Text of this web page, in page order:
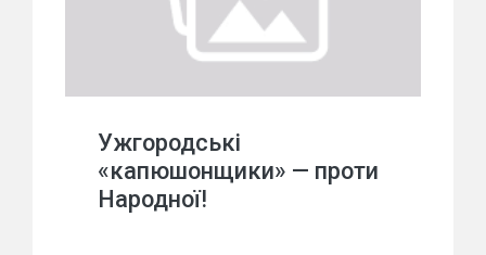
Ужгородські
«капюшонщики» — проти
Народної!